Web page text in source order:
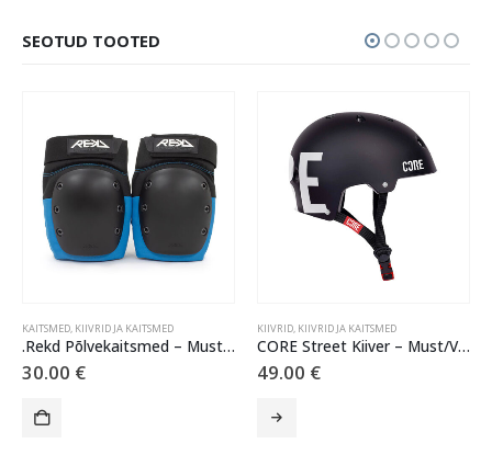
SEOTUD TOOTED
KAITSMED, KIIVRID JA KAITSMED
.Rekd Põlvekaitsmed – Must/Sinine ( XS-S )
30.00 €
KIIVRID, KIIVRID JA KAITSMED
CORE Street Kiiver – Must/Valge Kiri (S/M)
49.00 €